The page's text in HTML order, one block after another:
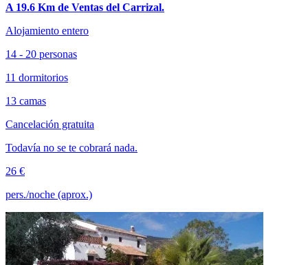
A 19.6 Km de Ventas del Carrizal.
Alojamiento entero
14 - 20 personas
11 dormitorios
13 camas
Cancelación gratuita
Todavía no se te cobrará nada.
26 €
pers./noche (aprox.)